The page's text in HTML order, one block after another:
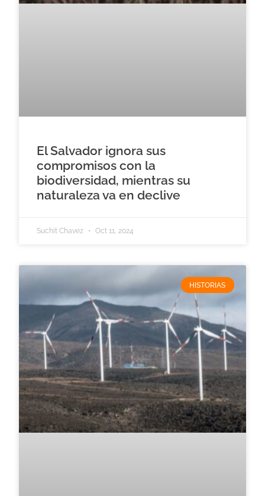
El Salvador ignora sus
compromisos con la
biodiversidad, mientras su
naturaleza va en declive
Suchit Chavez Oct 11, 2024
HISTORIAS